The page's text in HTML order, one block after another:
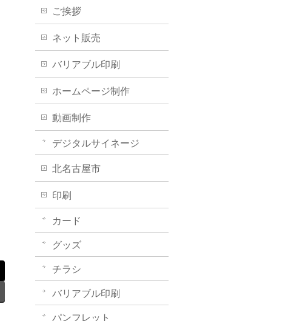
ご挨拶
ネット販売
バリアブル印刷
ホームページ制作
動画制作
デジタルサイネージ
北名古屋市
印刷
カード
グッズ
チラシ
バリアブル印刷
パンフレット